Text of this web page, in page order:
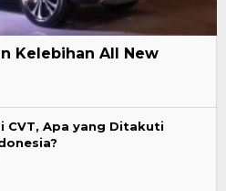
Kelebihan All New
CVT, Apa yang Ditakuti